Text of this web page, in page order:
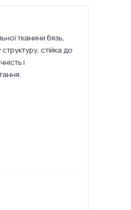
тканини бязь,
стійка до
і